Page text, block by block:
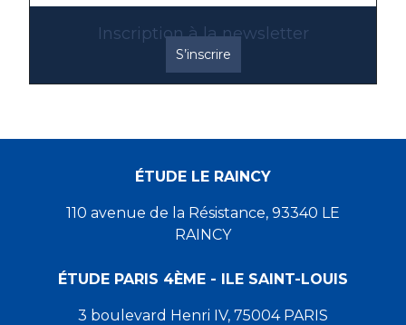
Inscription à la newsletter
S’inscrire
ÉTUDE LE RAINCY
110 avenue de la Résistance, 93340 LE
RAINCY
ÉTUDE PARIS 4ÈME - ILE SAINT-LOUIS
3 boulevard Henri IV, 75004 PARIS